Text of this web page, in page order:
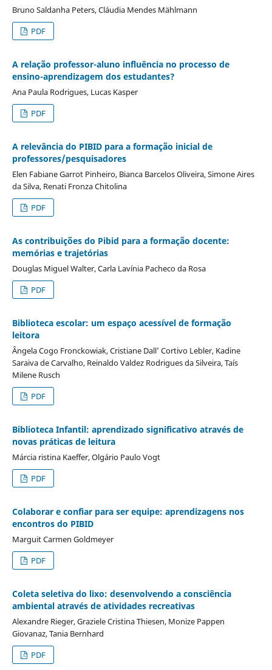
Bruno Saldanha Peters, Cláudia Mendes Mählmann
PDF
A relação professor-aluno influência no processo de
ensino-aprendizagem dos estudantes?
Ana Paula Rodrigues, Lucas Kasper
PDF
A relevância do PIBID para a formação inicial de
professores/pesquisadores
Elen Fabiane Garrot Pinheiro, Bianca Barcelos Oliveira, Simone Aires
da Silva, Renati Fronza Chitolina
PDF
As contribuições do Pibid para a formação docente:
memórias e trajetórias
Douglas Miguel Walter, Carla Lavínia Pacheco da Rosa
PDF
Biblioteca escolar: um espaço acessível de formação
leitora
Ângela Cogo Fronckowiak, Cristiane Dall’ Cortivo Lebler, Kadine
Saraiva de Carvalho, Reinaldo Valdez Rodrigues da Silveira, Taís
Milene Rusch
PDF
Biblioteca Infantil: aprendizado significativo através de
novas práticas de leitura
Márcia ristina Kaeffer, Olgário Paulo Vogt
PDF
Colaborar e confiar para ser equipe: aprendizagens nos
encontros do PIBID
Marguit Carmen Goldmeyer
PDF
Coleta seletiva do lixo: desenvolvendo a consciência
ambiental através de atividades recreativas
Alexandre Rieger, Graziele Cristina Thiesen, Monize Pappen
Giovanaz, Tania Bernhard
PDF